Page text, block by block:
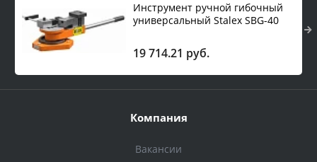
Инструмент ручной гибочный
универсальный Stalex SBG-40
19 714.21 руб.
Компания
Вакансии